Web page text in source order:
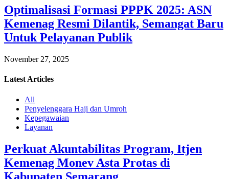
Optimalisasi Formasi PPPK 2025: ASN
Kemenag Resmi Dilantik, Semangat Baru
Untuk Pelayanan Publik
November 27, 2025
Latest Articles
All
Penyelenggara Haji dan Umroh
Kepegawaian
Layanan
Perkuat Akuntabilitas Program, Itjen
Kemenag Monev Asta Protas di
Kabupaten Semarang